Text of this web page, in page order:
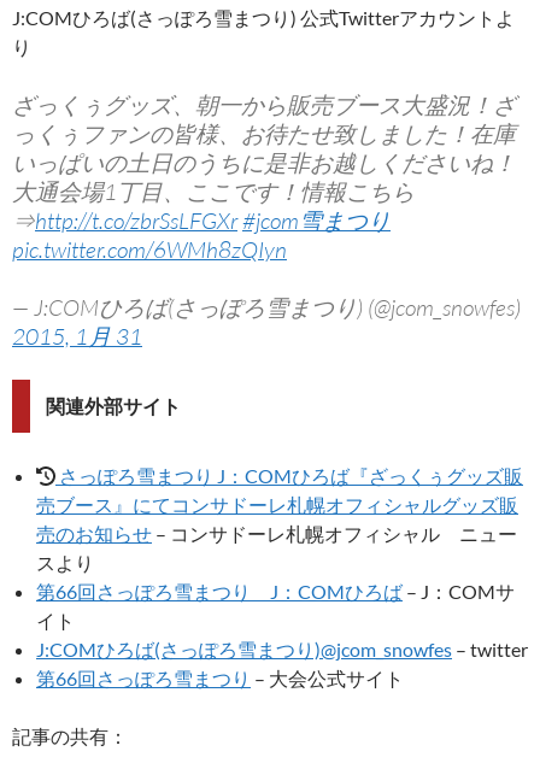
J:COMひろば(さっぽろ雪まつり) 公式Twitterアカウントよ
り
ざっくぅグッズ、朝一から販売ブース大盛況！ざ
っくぅファンの皆様、お待たせ致しました！在庫
いっぱいの土日のうちに是非お越しくださいね！
大通会場1丁目、ここです！情報こちら
⇒http://t.co/zbrSsLFGXr#jcom雪まつり
pic.twitter.com/6WMh8zQIyn
— J:COMひろば(さっぽろ雪まつり) (@jcom_snowfes)
2015, 1月 31
関連外部サイト
さっぽろ雪まつり J：COMひろば『ざっくぅグッズ販
売ブース』にてコンサドーレ札幌オフィシャルグッズ販
売のお知らせ – コンサドーレ札幌オフィシャル ニュー
スより
第66回さっぽろ雪まつり J：COMひろば – J：COMサ
イト
J:COMひろば(さっぽろ雪まつり)@jcom_snowfes – twitter
第66回さっぽろ雪まつり – 大会公式サイト
記事の共有：